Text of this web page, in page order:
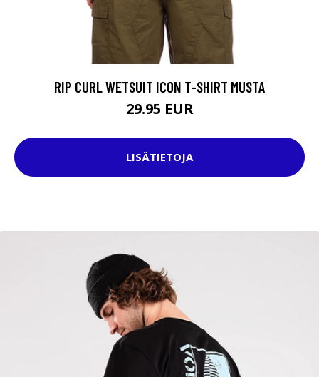
RIP CURL WETSUIT ICON T-SHIRT MUSTA
29.95 EUR
LISÄTIETOJA